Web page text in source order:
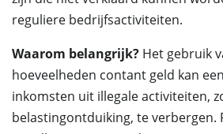
reguliere bedrijfsactiviteiten.
Waarom belangrijk? Het gebruik
hoeveelheden contant geld kan
inkomsten uit illegale activiteiten,
belastingontduiking, te verbergen.